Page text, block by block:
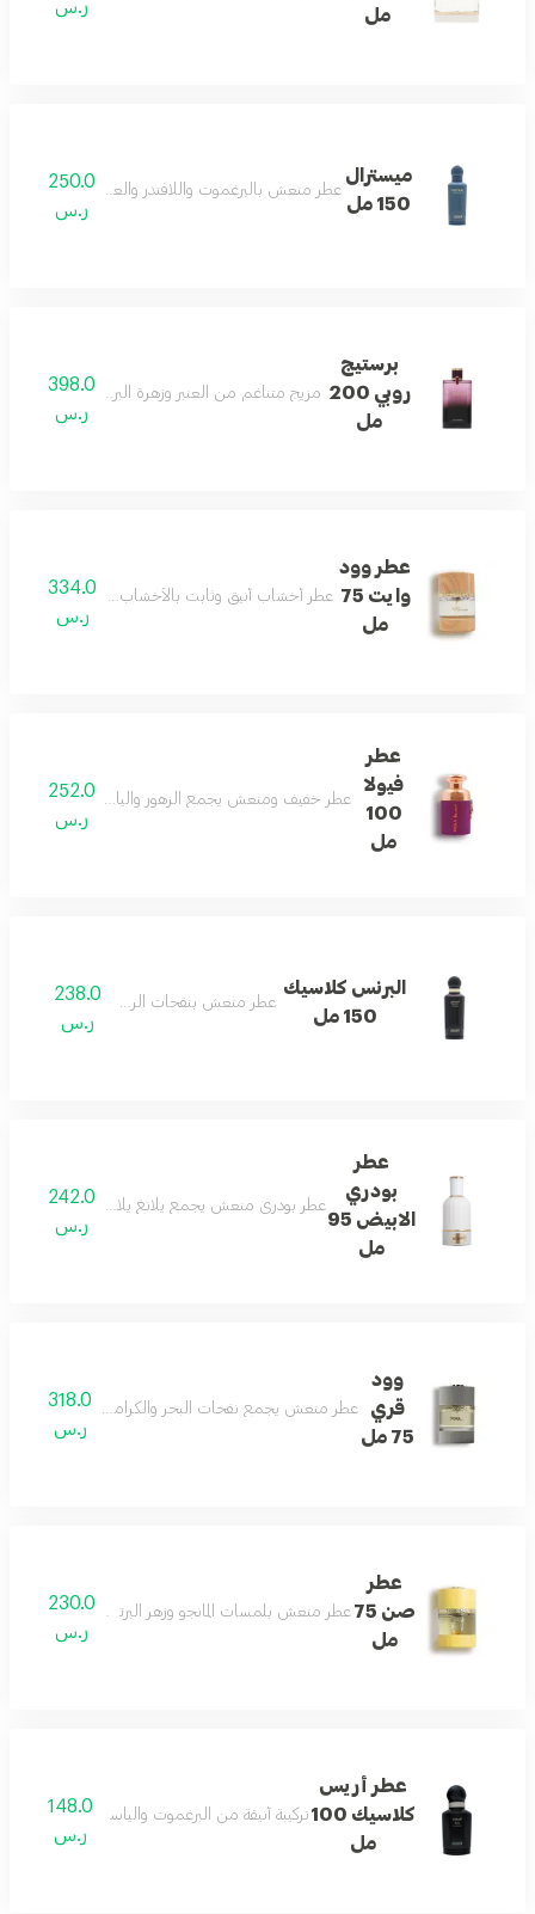
مل
ر.س
ميسترال
150 مل
عطر منعش بالبرغموت واللافندر والعنبر يمنح دفئاً
250.0
ر.س
برستيج
روبي 200
مل
مزيج متناغم من العنبر وزهرة البرتقال المنعشة
398.0
ر.س
عطر وود
وايت 75
مل
عطر أخشاب أنيق وثابت بالأخشاب البيضاء يمنح
334.0
ر.س
عطر
فيولا
100
مل
عطر خفيف ومنعش يجمع الزهور والياسمين252.0
ر.س
البرنس كلاسيك
150 مل
عطر منعش بنفحات الريحان العذبة.
238.0
ر.س
عطر
بودري
الابيض 95
مل
عطر بودري منعش يجمع يلانغ يلانغ والورد242.0
ر.س
وود
قري
75 مل
عطر منعش يجمع نفحات البحر والكراميل والجلد318.0
ر.س
عطر
صن 75
مل
عطر منعش بلمسات المانجو وزهر البرتقال وخشب
230.0
ر.س
عطر أريس
كلاسيك 100
مل
تركيبة أنيقة من البرغموت والياسمين تنتهي
148.0
ر.س